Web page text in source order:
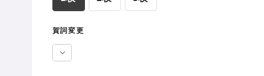
賀詞変更